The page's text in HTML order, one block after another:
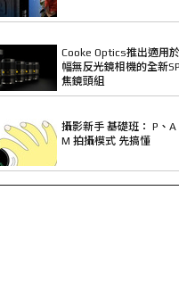
Cooke Optics推出適用
幅無反光鏡相機的全新
焦鏡頭組
攝影新手 基礎班： P、A
M 拍攝模式 先搞懂